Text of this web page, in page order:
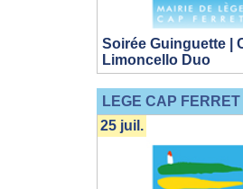
Soirée Guinguette |
Limoncello Duo
LEGE CAP FERRET
25 juil.